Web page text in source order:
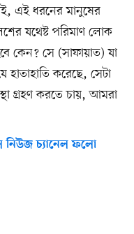
এই ধরনের মানুষের
যথেষ্ট পরিমাণ লোক
কেন? সে (সাফায়াত) যা
হাতাহাতি করেছে, সেটা
গ্রহণ করতে চায়, আমরা
চ্যানেল ফলো